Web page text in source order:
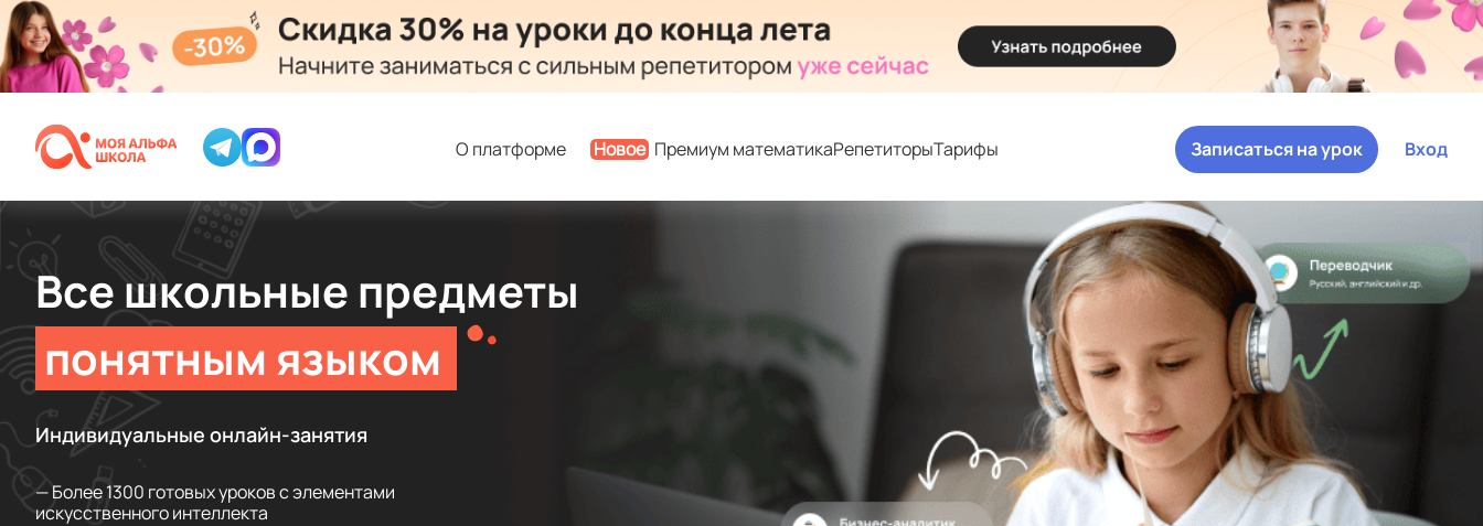
О платформе Новое Премиум математикаРепетиторыТарифы Вход
Записаться на урок
Все школьные предметы
понятным языком
Индивидуальные онлайн-занятия
— Более 1300 готовых уроков с элементами
искусственного интеллекта